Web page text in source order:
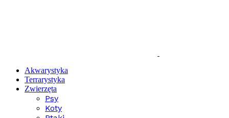
Akwarystyka
Terrarystyka
Zwierzęta
Psy
Koty